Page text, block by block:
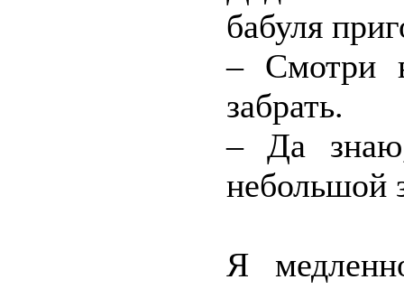
бабуля
– Смотри
забрать.
– Да
небольшой
Я